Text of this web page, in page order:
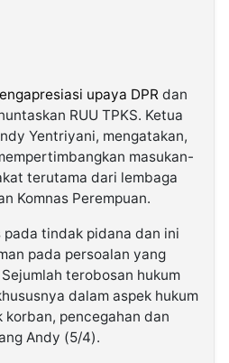
upaya DPR dan
RUU TPKS. Ketua
Yentriyani, mengatakan,
masukan-
terutama dari lembaga
Komnas Perempuan.
pada tindak pidana dan ini
pada persoalan yang
terobosan hukum
dalam aspek hukum
korban, pencegahan dan
Andy (5/4).